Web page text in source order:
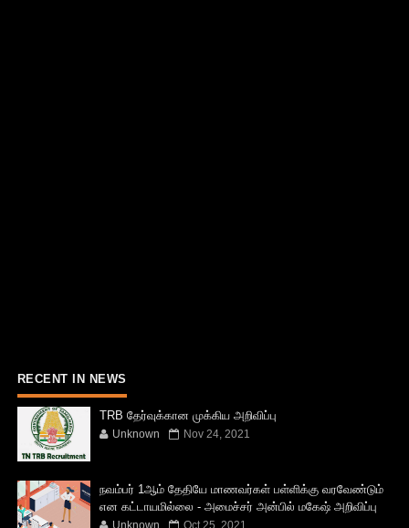
RECENT IN NEWS
TRB தேர்வுக்கான முக்கிய அறிவிப்பு
Unknown Nov 24, 2021
நவம்பர் 1ஆம் தேதியே மாணவர்கள் பள்ளிக்கு வரவேண்டும்
என கட்டாயமில்லை - அமைச்சர் அன்பில் மகேஷ் அறிவிப்பு
Unknown Oct 25, 2021